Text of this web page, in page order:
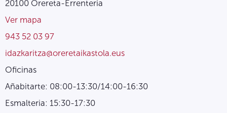
20100 Orereta-Errenteria
Ver mapa
943 52 03 97
idazkaritza@oreretaikastola.eus
Oficinas
Añabitarte: 08:00-13:30/14:00-16:30
Esmalteria: 15:30-17:30